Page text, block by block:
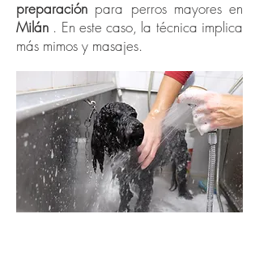
preparación para perros mayores en
Milán . En este caso, la técnica implica
más mimos y masajes.